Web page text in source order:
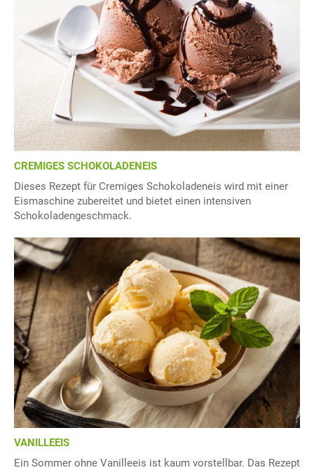
CREMIGES SCHOKOLADENEIS
Dieses Rezept für Cremiges Schokoladeneis wird mit einer
Eismaschine zubereitet und bietet einen intensiven
Schokoladengeschmack.
VANILLEEIS
Ein Sommer ohne Vanilleeis ist kaum vorstellbar. Das Rezept